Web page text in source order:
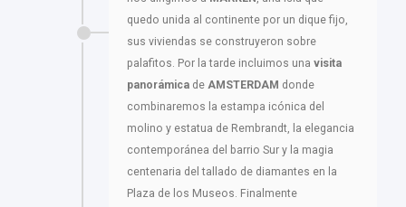
quedo unida al continente por un dique fijo,
sus viviendas se construyeron sobre
palafitos. Por la tarde incluimos una visita
panorámica de AMSTERDAM donde
combinaremos la estampa icónica del
molino y estatua de Rembrandt, la elegancia
contemporánea del barrio Sur y la magia
centenaria del tallado de diamantes en la
Plaza de los Museos. Finalmente